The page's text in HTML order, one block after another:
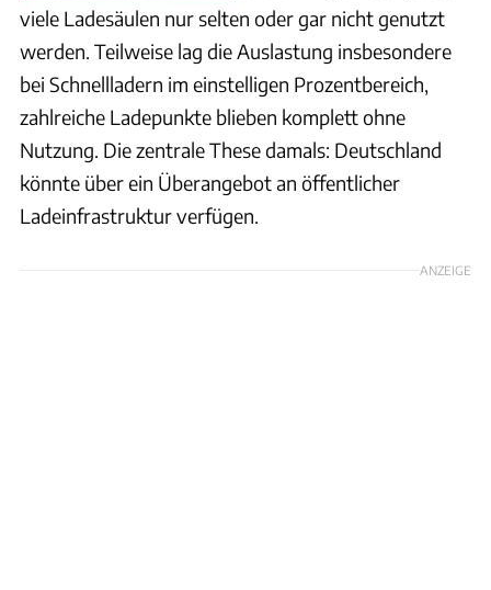
viele Ladesäulen nur selten oder gar nicht genutzt
werden. Teilweise lag die Auslastung insbesondere
bei Schnellladern im einstelligen Prozentbereich,
zahlreiche Ladepunkte blieben komplett ohne
Nutzung. Die zentrale These damals: Deutschland
könnte über ein Überangebot an öffentlicher
Ladeinfrastruktur verfügen.
ANZEIGE